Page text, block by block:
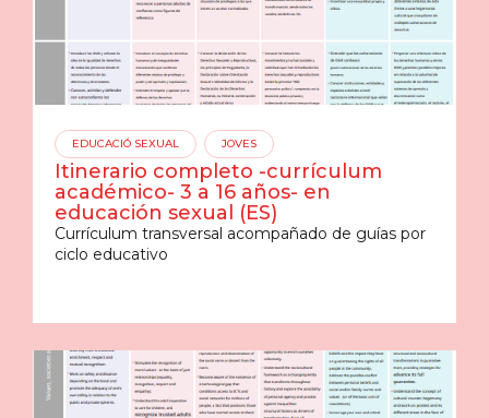
EDUCACIÓ SEXUAL JOVES
Itinerario completo -currículum
académico- 3 a 16 años- en
educación sexual (ES)
Currículum transversal acompañado de guías por
ciclo educativo